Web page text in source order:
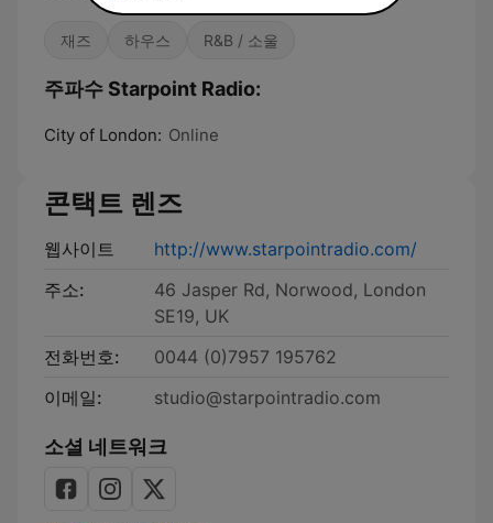
재즈 하우스 R&B / 소울
주파수 Starpoint Radio:
City of London: Online
콘택트 렌즈
웹사이트
http://www.starpointradio.com/
주소:
46 Jasper Rd, Norwood, London
SE19, UK
전화번호:
0044 (0)7957 195762
이메일:
studio@starpointradio.com
소셜 네트워크